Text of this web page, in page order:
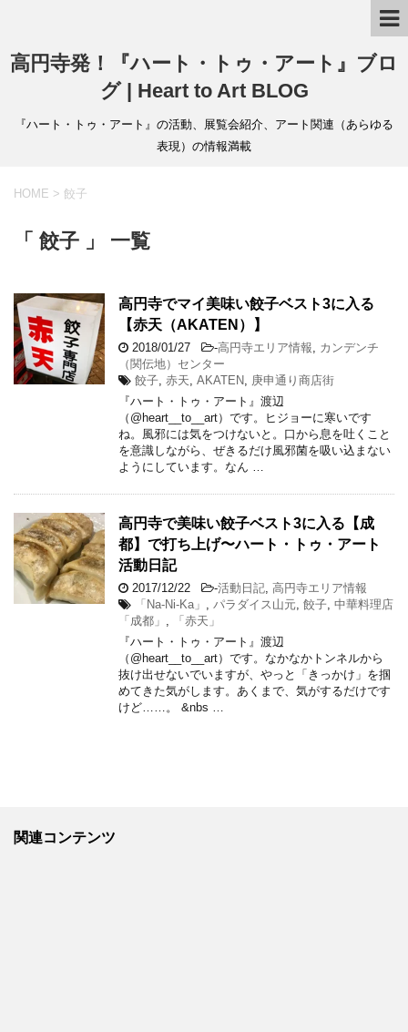
高円寺発！『ハート・トゥ・アート』ブロ
グ | Heart to Art BLOG
『ハート・トゥ・アート』の活動、展覧会紹介、アート関連（あらゆる
表現）の情報満載
HOME > 餃子
「 餃子 」 一覧
高円寺でマイ美味い餃子ベスト3に入る
【赤天（AKATEN）】
2018/01/27 -高円寺エリア情報
カンデンチ
（関伝地）センター
餃子 赤天 AKATEN
庚申通り商店街
『ハート・トゥ・アート』渡辺
（@heart__to__art）です。ヒジョーに寒いです
ね。風邪には気をつけないと。口から息を吐くこと
を意識しながら、ぜきるだけ風邪菌を吸い込まない
ようにしています。なん …
高円寺で美味い餃子ベスト3に入る【成
都】で打ち上げ〜ハート・トゥ・アート
活動日記
2017/12/22 -活動日記 高円寺エリア情報
「Na-Ni-Ka」
パラダイス山元 餃子 中華料理店
「成都」
「赤天」
『ハート・トゥ・アート』渡辺
（@heart__to__art）です。なかなかトンネルから
抜け出せないでいますが、やっと「きっかけ」を掴
めてきた気がします。あくまで、気がするだけです
けど……。 &nbs …
関連コンテンツ